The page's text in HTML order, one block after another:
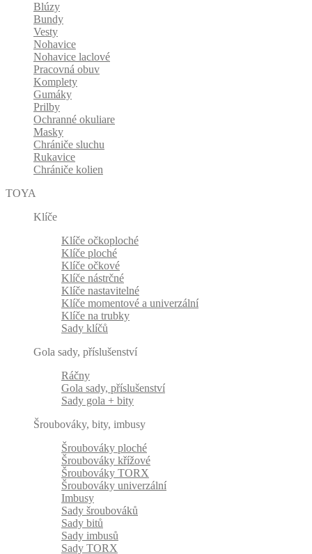
Blúzy
Bundy
Vesty
Nohavice
Nohavice laclové
Pracovná obuv
Komplety
Gumáky
Prilby
Ochranné okuliare
Masky
Chrániče sluchu
Rukavice
Chrániče kolien
TOYA
Klíče
Klíče očkoploché
Klíče ploché
Klíče očkové
Klíče nástrčné
Klíče nastavitelné
Klíče momentové a univerzální
Klíče na trubky
Sady klíčů
Gola sady, příslušenství
Ráčny
Gola sady, příslušenství
Sady gola + bity
Šroubováky, bity, imbusy
Šroubováky ploché
Šroubováky křížové
Šroubováky TORX
Šroubováky univerzální
Imbusy
Sady šroubováků
Sady bitů
Sady imbusů
Sady TORX